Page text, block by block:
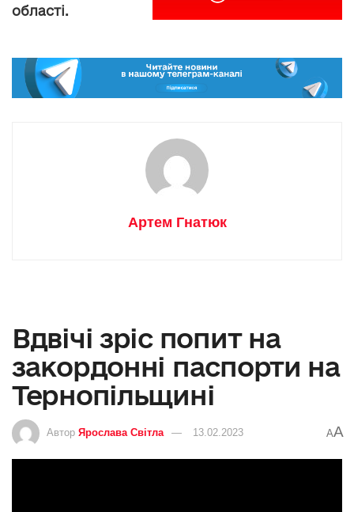
області.
Артем Гнатюк
Вдвічі зріс попит на
закордонні паспорти на
Тернопільщині
Автор Ярослава Світла 13.02.2023 AA